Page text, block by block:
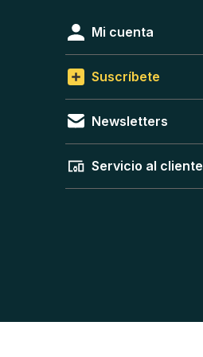
Mi cuenta
Suscríbete
Newsletters
Servicio al cliente